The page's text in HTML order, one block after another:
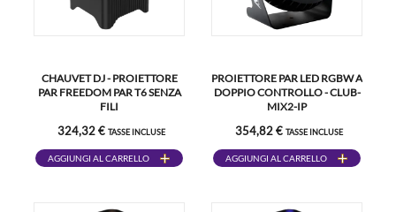
CHAUVET DJ - PROIETTORE
PAR FREEDOM PAR T6 SENZA
FILI
324,32 € TASSE INCLUSE
AGGIUNGI AL CARRELLO
PROIETTORE PAR LED RGBW A
DOPPIO CONTROLLO - CLUB-
MIX2-IP
354,82 € TASSE INCLUSE
AGGIUNGI AL CARRELLO